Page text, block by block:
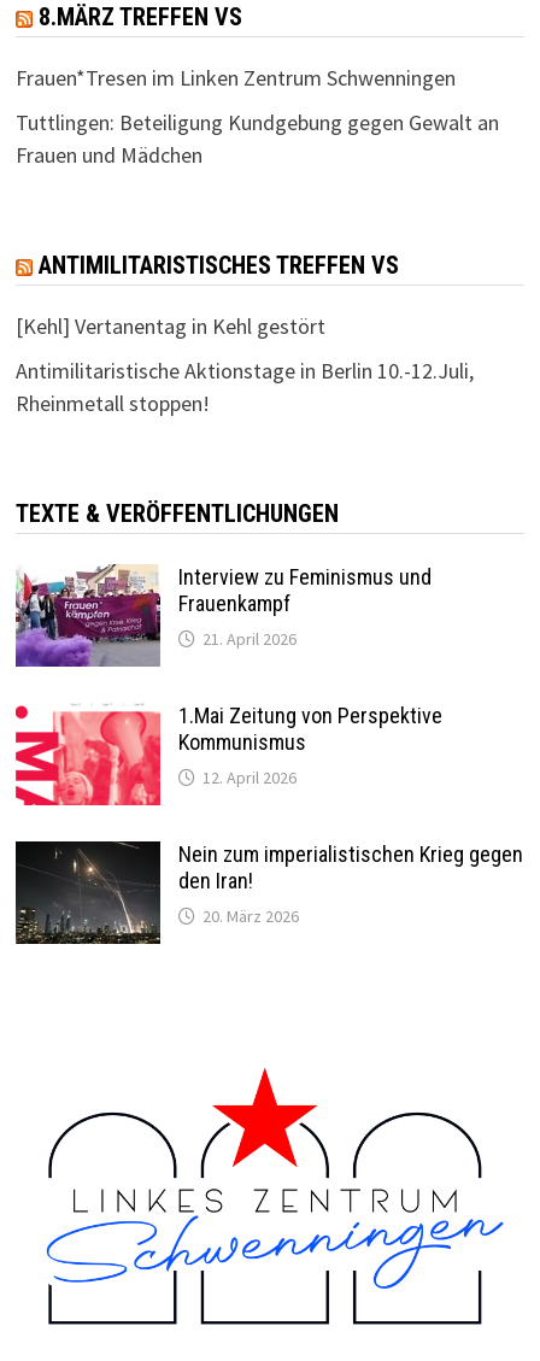
8.MÄRZ TREFFEN VS
Frauen*Tresen im Linken Zentrum Schwenningen
Tuttlingen: Beteiligung Kundgebung gegen Gewalt an
Frauen und Mädchen
ANTIMILITARISTISCHES TREFFEN VS
[Kehl] Vertanentag in Kehl gestört
Antimilitaristische Aktionstage in Berlin 10.-12.Juli,
Rheinmetall stoppen!
TEXTE & VERÖFFENTLICHUNGEN
Interview zu Feminismus und
Frauenkampf
21. April 2026
1.Mai Zeitung von Perspektive
Kommunismus
12. April 2026
Nein zum imperialistischen Krieg gegen
den Iran!
20. März 2026